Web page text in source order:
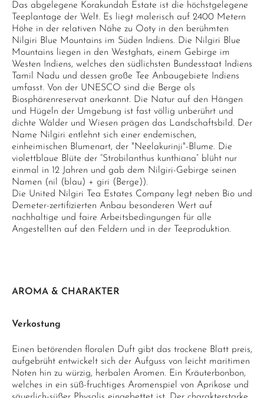
Das abgelegene Korakundah Estate ist die höchstgelegene
Teeplantage der Welt. Es liegt malerisch auf 2400 Metern
Höhe in der relativen Nähe zu Ooty in den berühmten
Nilgiri Blue Mountains im Süden Indiens. Die Nilgiri Blue
Mountains liegen in den Westghats, einem Gebirge im
Westen Indiens, welches den südlichsten Bundesstaat Indiens
Tamil Nadu und dessen große Tee Anbaugebiete Indiens
umfasst. Von der UNESCO sind die Berge als
Biosphärenreservat anerkannt. Die Natur auf den Hängen
und Hügeln der Umgebung ist fast völlig unberührt und
dichte Wälder und Wiesen prägen das Landschaftsbild. Der
Name Nilgiri entlehnt sich einer endemischen,
einheimischen Blumenart, der "Neelakurinji"-Blume. Die
violettblaue Blüte der “Strobilanthus kunthiana” blüht nur
einmal in 12 Jahren und gab dem Nilgiri-Gebirge seinen
Namen (nil (blau) + giri (Berge)).
Die United Nilgiri Tea Estates Company legt neben Bio und
Demeter-zertifizierten Anbau besonderen Wert auf
nachhaltige und faire Arbeitsbedingungen für alle
Angestellten auf den Feldern und in der Teeproduktion.
AROMA & CHARAKTER
Verkostung
Einen betörenden floralen Duft gibt das trockene Blatt preis,
aufgebrüht entwickelt sich der Aufguss von leicht maritimen
Noten hin zu würzig, herbalen Aromen. Ein Kräuterbonbon,
welches in ein süß-fruchtiges Aromenspiel von Aprikose und